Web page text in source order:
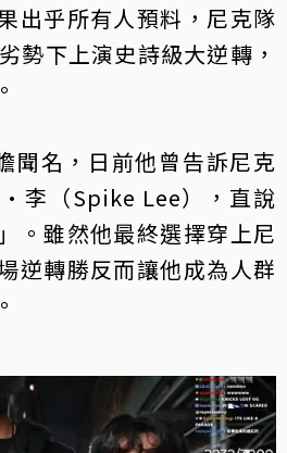
出乎所有人預料，尼克隊
勢下上演史詩級大逆轉，
聞名，日前他曾告訴尼克
李（Spike Lee），直說
。雖然他最終選擇穿上尼
逆轉勝反而讓他成為人群